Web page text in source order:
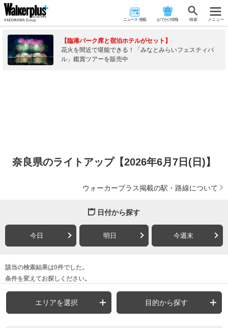
ニュース･連載 おでかけ情報 検 索 メニュー
【臨港パーク席と宿泊ホテルがセット】
花火を間近で堪能できる！「みなとみらいフェスティバ
ル」鑑賞ツアーを販売中
奈良県のライトアップ【2026年6月7日(日)】
ウォーカープラス掲載の駅・路線について
日付から探す
今日 明日 今週末
該当の検索結果は0件でした。
条件を変えてお探しください。
エリアを選択 目的から探す